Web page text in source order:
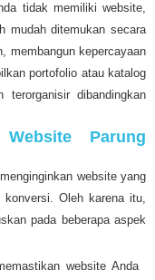
tidak memiliki website,
mudah ditemukan secara
membangun kepercayaan
portofolio atau katalog
dibandingkan
Parung
website yang
Oleh karena itu,
pada beberapa aspek
website Anda